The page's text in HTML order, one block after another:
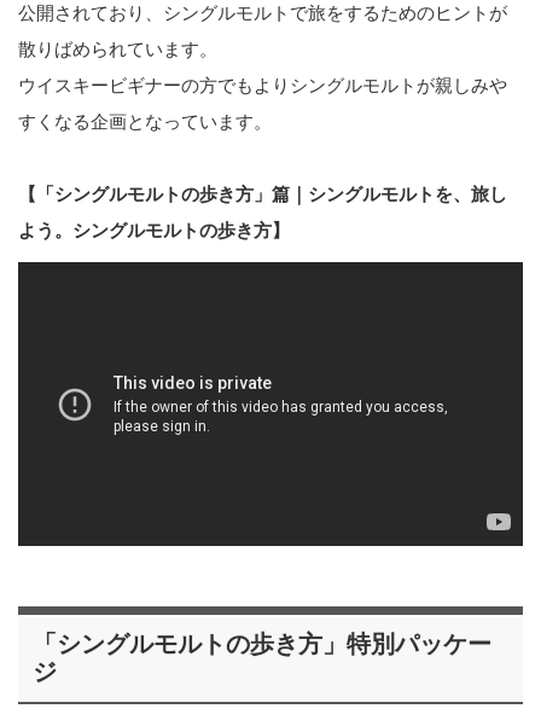
公開されており、シングルモルトで旅をするためのヒントが
散りばめられています。
ウイスキービギナーの方でもよりシングルモルトが親しみや
すくなる企画となっています。
【「シングルモルトの歩き方」篇｜シングルモルトを、旅し
よう。シングルモルトの歩き方】
「シングルモルトの歩き方」特別パッケー
ジ